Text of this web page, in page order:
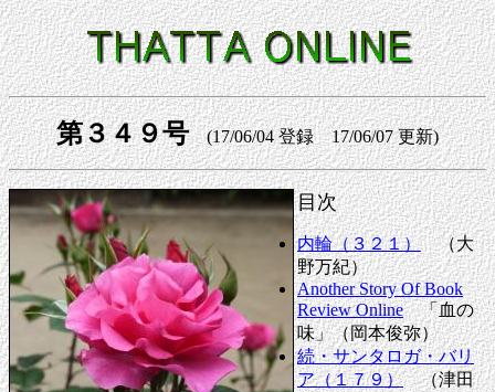
第３４９号(17/06/04 登録 17/06/07 更新)
目次
内輪（３２１）（大
野万紀）
Another Story Of Book
Review Online「血の
味」（岡本俊弥）
続・サンタロガ・バリ
ア（１７９）（津田